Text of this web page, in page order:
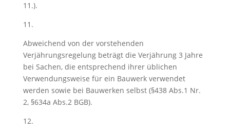
11.).
11.
Abweichend von der vorstehenden
Verjährungsregelung beträgt die Verjährung 3 Jahre
bei Sachen, die entsprechend ihrer üblichen
Verwendungsweise für ein Bauwerk verwendet
werden sowie bei Bauwerken selbst (§438 Abs.1 Nr.
2, §634a Abs.2 BGB).
12.